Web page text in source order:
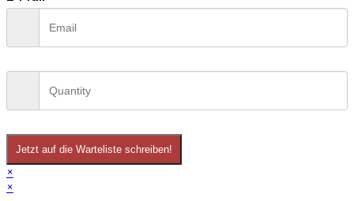
Jetzt auf die Warteliste schreiben!
×
×